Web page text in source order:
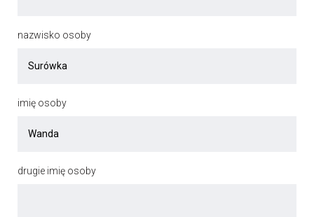
nazwisko osoby
imię osoby
drugie imię osoby